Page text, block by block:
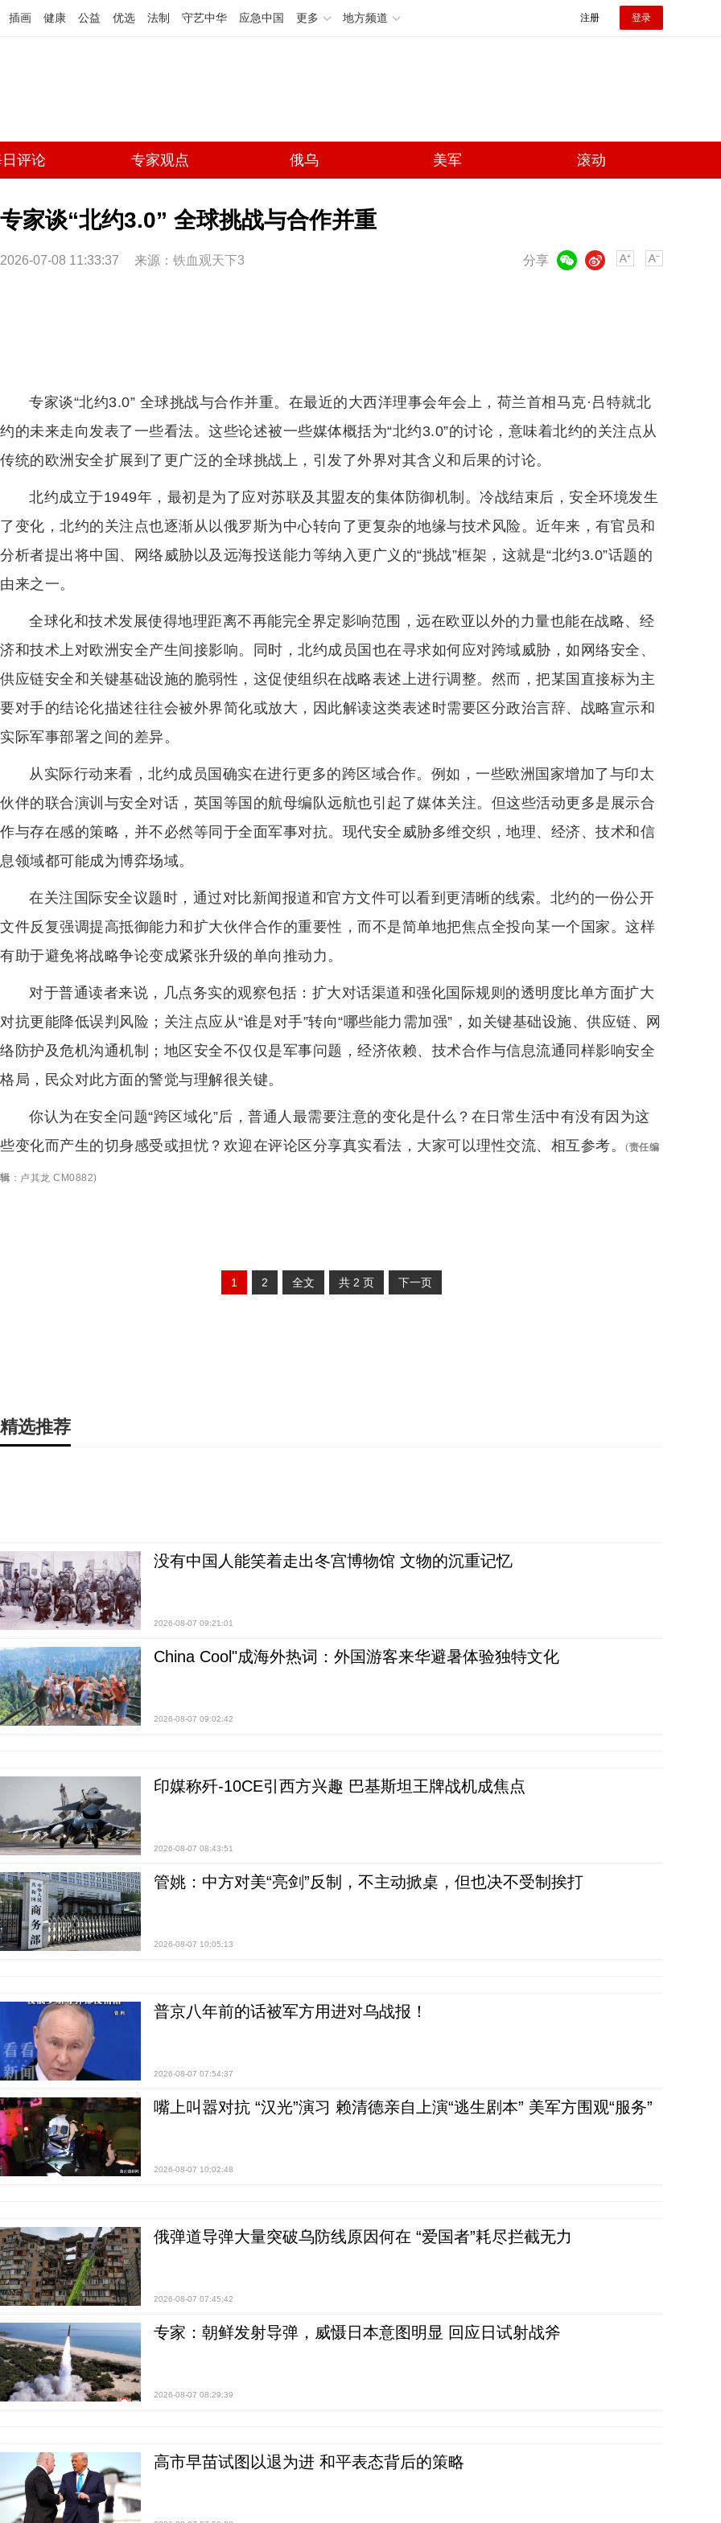
插画 健康 公益 优选 法制 守艺中华 应急中国 更多 地方频道 注册 登录
评论 专家观点 俄乌 美军 滚动
专家谈“北约3.0” 全球挑战与合作并重
2026-07-08 11:33:37 来源： 铁血观天下3 分享
微博
专家谈“北约3.0” 全球挑战与合作并重。在最近的大西洋理事会年会上，荷兰首相马克·吕特就北
约的未来走向发表了一些看法。这些论述被一些媒体概括为“北约3.0”的讨论，意味着北约的关注点从
传统的欧洲安全扩展到了更广泛的全球挑战上，引发了外界对其含义和后果的讨论。
北约成立于1949年，最初是为了应对苏联及其盟友的集体防御机制。冷战结束后，安全环境发生
了变化，北约的关注点也逐渐从以俄罗斯为中心转向了更复杂的地缘与技术风险。近年来，有官员和
分析者提出将中国、网络威胁以及远海投送能力等纳入更广义的“挑战”框架，这就是“北约3.0”话题的
由来之一。
全球化和技术发展使得地理距离不再能完全界定影响范围，远在欧亚以外的力量也能在战略、经
济和技术上对欧洲安全产生间接影响。同时，北约成员国也在寻求如何应对跨域威胁，如网络安全、
供应链安全和关键基础设施的脆弱性，这促使组织在战略表述上进行调整。然而，把某国直接标为主
要对手的结论化描述往往会被外界简化或放大，因此解读这类表述时需要区分政治言辞、战略宣示和
实际军事部署之间的差异。
从实际行动来看，北约成员国确实在进行更多的跨区域合作。例如，一些欧洲国家增加了与印太
伙伴的联合演训与安全对话，英国等国的航母编队远航也引起了媒体关注。但这些活动更多是展示合
作与存在感的策略，并不必然等同于全面军事对抗。现代安全威胁多维交织，地理、经济、技术和信
息领域都可能成为博弈场域。
在关注国际安全议题时，通过对比新闻报道和官方文件可以看到更清晰的线索。北约的一份公开
文件反复强调提高抵御能力和扩大伙伴合作的重要性，而不是简单地把焦点全投向某一个国家。这样
有助于避免将战略争论变成紧张升级的单向推动力。
对于普通读者来说，几点务实的观察包括：扩大对话渠道和强化国际规则的透明度比单方面扩大
对抗更能降低误判风险；关注点应从“谁是对手”转向“哪些能力需加强”，如关键基础设施、供应链、网
络防护及危机沟通机制；地区安全不仅仅是军事问题，经济依赖、技术合作与信息流通同样影响安全
格局，民众对此方面的警觉与理解很关键。
你认为在安全问题“跨区域化”后，普通人最需要注意的变化是什么？在日常生活中有没有因为这
些变化而产生的切身感受或担忧？欢迎在评论区分享真实看法，大家可以理性交流、相互参考。
(责任编
辑 ： 卢其龙 CM0882)
1 2 全文 共 2 页 下一页
精选推荐
没有中国人能笑着走出冬宫博物馆 文物的沉重记忆
2026-08-07 09:21:01
China Cool"成海外热词：外国游客来华避暑体验独特文化
2026-08-07 09:02:42
印媒称歼-10CE引西方兴趣 巴基斯坦王牌战机成焦点
2026-08-07 08:43:51
管姚：中方对美“亮剑”反制，不主动掀桌，但也决不受制挨打
2026-08-07 10:05:13
普京八年前的话被军方用进对乌战报！
2026-08-07 07:54:37
嘴上叫嚣对抗 “汉光”演习 赖清德亲自上演“逃生剧本” 美军方围观“服务”
2026-08-07 10:02:48
俄弹道导弹大量突破乌防线原因何在 “爱国者”耗尽拦截无力
2026-08-07 07:45:42
专家：朝鲜发射导弹，威慑日本意图明显 回应日试射战斧
2026-08-07 08:29:39
高市早苗试图以退为进 和平表态背后的策略